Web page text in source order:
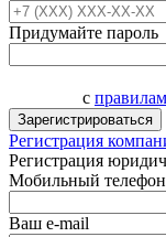
Придумайте пароль
с
Зарегистрироваться
Регистрация
Регистрация
Мобильный телефон
Ваш e-mail